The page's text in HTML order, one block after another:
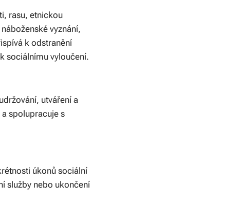
rasu, etnickou
vyznání,
k odstranění
sociálnímu vyloučení.
utváření a
spolupracuje s
úkonů sociální
služby nebo ukončení